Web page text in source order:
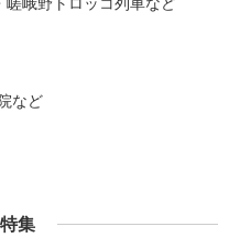
など
集